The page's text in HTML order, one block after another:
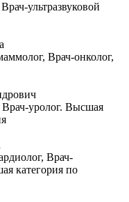
Врач-ультразвуковой
Врач-онколог,
Врач-уролог. Высшая
Врач-
категория по